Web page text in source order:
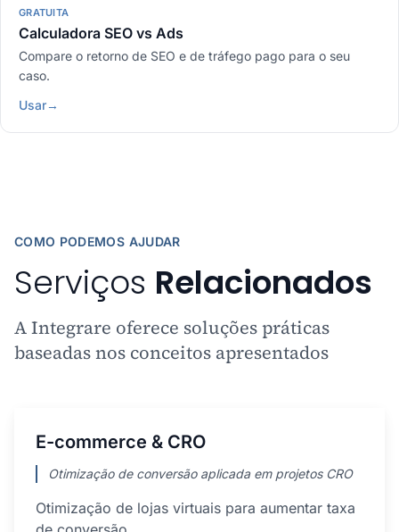
GRATUITA
Calculadora SEO vs Ads
Compare o retorno de SEO e de tráfego pago para o seu
caso.
Usar→
COMO PODEMOS AJUDAR
Serviços Relacionados
A Integrare oferece soluções práticas
baseadas nos conceitos apresentados
E-commerce & CRO
Otimização de conversão aplicada em projetos CRO
Otimização de lojas virtuais para aumentar taxa